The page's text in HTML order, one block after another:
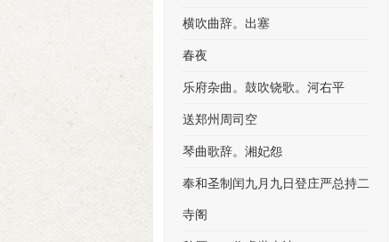
横吹曲辞。出塞
春夜
乐府杂曲。鼓吹铙歌。河右平
送郑州周司空
琴曲歌辞。湘妃怨
奉和圣制闰九月九日登庄严总持二
寺阁